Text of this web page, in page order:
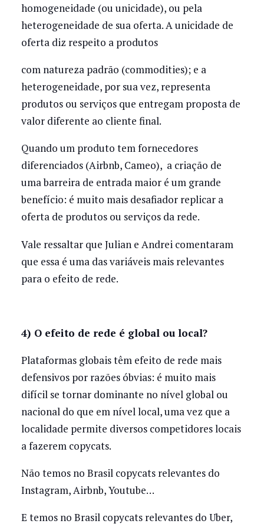
homogeneidade (ou unicidade), ou pela
heterogeneidade de sua oferta. A unicidade de
oferta diz respeito a produtos
com natureza padrão (commodities); e a
heterogeneidade, por sua vez, representa
produtos ou serviços que entregam proposta de
valor diferente ao cliente final.
Quando um produto tem fornecedores
diferenciados (Airbnb, Cameo), a criação de
uma barreira de entrada maior é um grande
benefício: é muito mais desafiador replicar a
oferta de produtos ou serviços da rede.
Vale ressaltar que Julian e Andrei comentaram
que essa é uma das variáveis mais relevantes
para o efeito de rede.
4) O efeito de rede é global ou local?
Plataformas globais têm efeito de rede mais
defensivos por razões óbvias: é muito mais
difícil se tornar dominante no nível global ou
nacional do que em nível local, uma vez que a
localidade permite diversos competidores locais
a fazerem copycats.
Não temos no Brasil copycats relevantes do
Instagram, Airbnb, Youtube…
E temos no Brasil copycats relevantes do Uber,